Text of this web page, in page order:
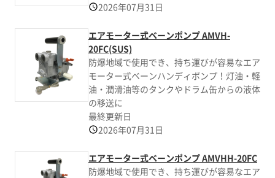
2026年07月31日
エアモーター式ベーンポンプ AMVH-
20FC(SUS)
防爆地域で使用でき、持ち運びが容易なエア
モーター式ベーンハンディポンプ！灯油・軽
油・潤滑油等のタンクやドラム缶からの液体
の移送に
最終更新日
2026年07月31日
エアモーター式ベーンポンプ AMVHH-20FC
防爆地域で使用でき、持ち運びが容易なエア